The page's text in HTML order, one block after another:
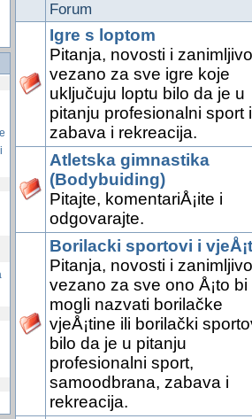
Forum
Igre s loptom
Pitanja, novosti i
vezano za sve igre koje
uključuju loptu bilo da je u
pitanju profesionalni sport
zabava i rekreacija.
Atletska gimnastika
(Bodybuiding)
Pitajte, komentariÅ¡ite i
odgovarajte.
Borilacki sportovi i
Pitanja, novosti i
vezano za sve ono Å¡to bi
mogli nazvati borilačke
vjeÅ¡tine ili borilački
bilo da je u pitanju
profesionalni sport,
samoodbrana, zabava i
rekreacija.